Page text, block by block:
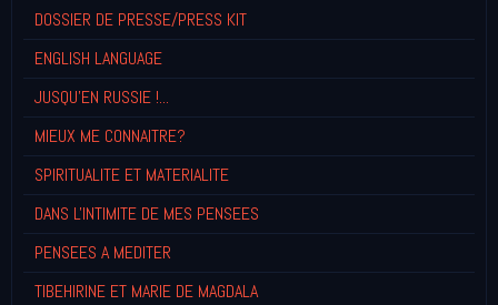
DOSSIER DE PRESSE/PRESS KIT
ENGLISH LANGUAGE
JUSQU'EN RUSSIE !...
MIEUX ME CONNAITRE?
SPIRITUALITE ET MATERIALITE
DANS L'INTIMITE DE MES PENSEES
PENSEES A MEDITER
TIBEHIRINE ET MARIE DE MAGDALA